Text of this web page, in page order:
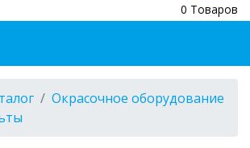
0 Товаров
Окрасочное оборудование